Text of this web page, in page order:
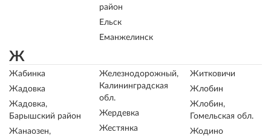
район
Ельск
Еманжелинск
Ж
Жабинка
Жадовка
Жадовка,
Барышский район
Жанаозен,
Железнодорожный,
Калининградская
обл.
Жердевка
Жестянка
Житковичи
Жлобин
Жлобин,
Гомельская обл.
Жодино